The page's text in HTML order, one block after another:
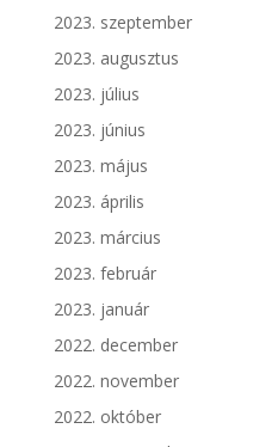
2023. szeptember
2023. augusztus
2023. július
2023. június
2023. május
2023. április
2023. március
2023. február
2023. január
2022. december
2022. november
2022. október